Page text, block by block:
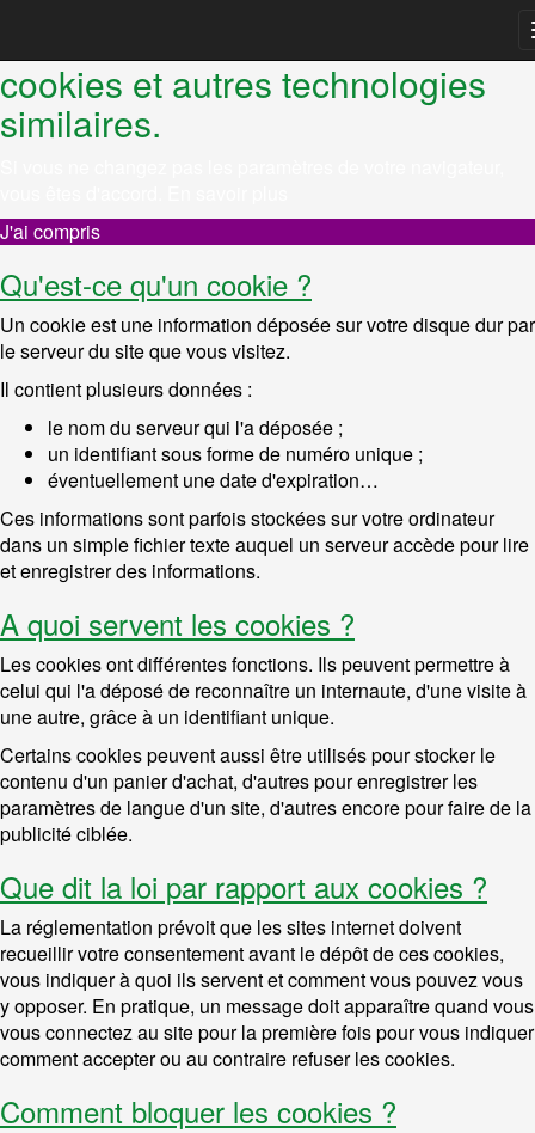
cookies et autres technologies
similaires.
J'ai compris
Qu'est-ce qu'un cookie ?
Un cookie est une information déposée sur votre disque dur par
le serveur du site que vous visitez.
Il contient plusieurs données :
le nom du serveur qui l'a déposée ;
un identifiant sous forme de numéro unique ;
éventuellement une date d'expiration…
Ces informations sont parfois stockées sur votre ordinateur
dans un simple fichier texte auquel un serveur accède pour lire
et enregistrer des informations.
A quoi servent les cookies ?
Les cookies ont différentes fonctions. Ils peuvent permettre à
celui qui l'a déposé de reconnaître un internaute, d'une visite à
une autre, grâce à un identifiant unique.
Certains cookies peuvent aussi être utilisés pour stocker le
contenu d'un panier d'achat, d'autres pour enregistrer les
paramètres de langue d'un site, d'autres encore pour faire de la
publicité ciblée.
Que dit la loi par rapport aux cookies ?
La réglementation prévoit que les sites internet doivent
recueillir votre consentement avant le dépôt de ces cookies,
vous indiquer à quoi ils servent et comment vous pouvez vous
y opposer. En pratique, un message doit apparaître quand vous
vous connectez au site pour la première fois pour vous indiquer
comment accepter ou au contraire refuser les cookies.
Comment bloquer les cookies ?